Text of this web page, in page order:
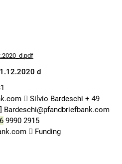
d
 Silvio Bardeschi + 49
Bardeschi@pfandbriefbank.com
9990 2915
 Funding